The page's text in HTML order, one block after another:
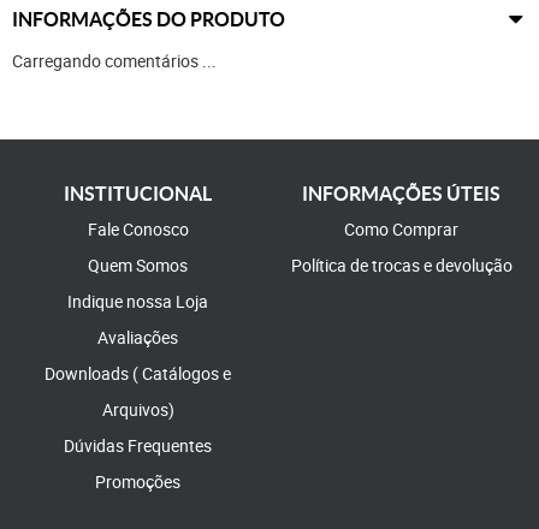
INFORMAÇÕES DO PRODUTO
Carregando comentários ...
INSTITUCIONAL
Fale Conosco
Quem Somos
Indique nossa Loja
Avaliações
Downloads ( Catálogos e
Arquivos)
Dúvidas Frequentes
Promoções
INFORMAÇÕES ÚTEIS
Como Comprar
Política de trocas e devolução